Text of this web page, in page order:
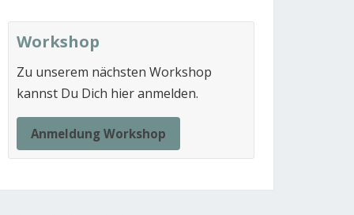
Workshop
Zu unserem nächsten Workshop
kannst Du Dich hier anmelden.
Anmeldung Workshop